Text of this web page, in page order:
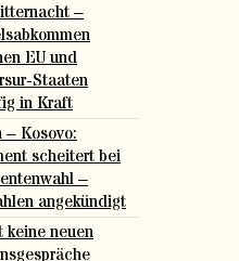
–
EU und
Staaten
in Kraft
– Kosovo:
scheitert bei
–
angekündigt
keine neuen